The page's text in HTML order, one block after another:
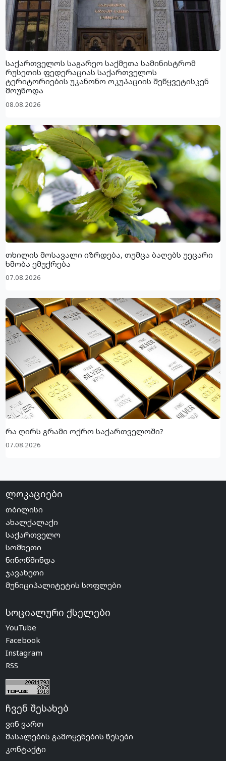
საქართველოს საგარეო საქმეთა სამინისტრომ
რუსეთის ფედერაციას საქართველოს
ტერიტორიების უკანონო ოკუპაციის შეწყვეტისკენ
მოუწოდა
08.08.2026
თხილის მოსავალი იზრდება, თუმცა ბაღებს უეცარი
ხმობა ემუქრება
07.08.2026
რა ღირს გრამი ოქრო საქართველოში?
07.08.2026
ლოკაციები
თბილისი
ახალქალაქი
საქართველო
სომხეთი
ნინოწმინდა
ჯავახეთი
მუნიციპალიტეტის სოფლები
სოციალური ქსელები
YouTube
Facebook
Instagram
RSS
ჩვენ შესახებ
ვინ ვართ
მასალების გამოყენების წესები
კონტაქტი